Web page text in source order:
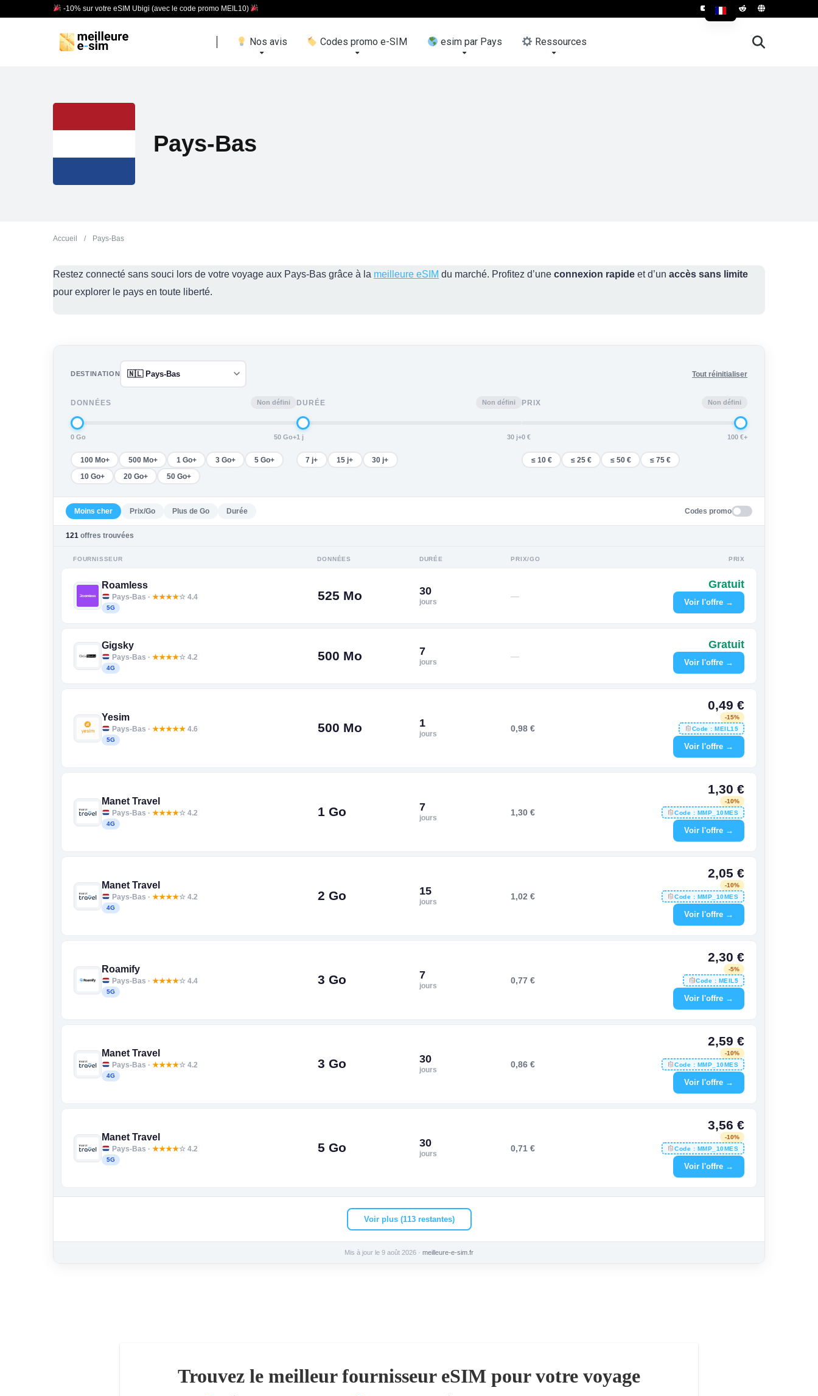
-10% sur votre eSIM Ubigi (avec le code promo MEIL10)
Nos avis Codes promo e-SIM esim par Pays Ressources
Pays-Bas
Accueil / Pays-Bas
Restez connecté sans souci lors de votre voyage aux Pays-Bas grâce à la meilleure eSIM du marché. Profitez d’une connexion rapide et d’un accès sans limite
pour explorer le pays en toute liberté.
DESTINATION Tout réinitialiser
DONNÉES Non défini
0 Go 50 Go+
100 Mo+ 500 Mo+ 1 Go+ 3 Go+ 5 Go+
10 Go+ 20 Go+ 50 Go+
DURÉE Non défini
1 j 30 j+
7 j+ 15 j+ 30 j+
PRIX Non défini
0 € 100 €+
≤ 10 € ≤ 25 € ≤ 50 € ≤ 75 €
Moins cher Prix/Go Plus de Go Durée Codes promo
121 offres trouvées
FOURNISSEUR DONNÉES DURÉE PRIX/GO PRIX
Roamless
Pays-Bas · ★★★★☆ 4.4
5G
525 Mo 30
jours
—
Gratuit
Voir l'offre →
Gigsky
Pays-Bas · ★★★★☆ 4.2
4G
500 Mo 7
jours
—
Gratuit
Voir l'offre →
Yesim
Pays-Bas · ★★★★★4.6
5G
500 Mo 1
jours
0,98 €
0,49 €
-15%
Code : MEIL15
Voir l'offre →
Manet Travel
Pays-Bas · ★★★★☆ 4.2
4G
1 Go 7
jours
1,30 €
1,30 €
-10%
Code : MMP_10MES
Voir l'offre →
Manet Travel
Pays-Bas · ★★★★☆ 4.2
4G
2 Go 15
jours
1,02 €
2,05 €
-10%
Code : MMP_10MES
Voir l'offre →
Roamify
Pays-Bas · ★★★★☆ 4.4
5G
3 Go 7
jours
0,77 €
2,30 €
-5%
Code : MEIL5
Voir l'offre →
Manet Travel
Pays-Bas · ★★★★☆ 4.2
4G
3 Go 30
jours
0,86 €
2,59 €
-10%
Code : MMP_10MES
Voir l'offre →
Manet Travel
Pays-Bas · ★★★★☆ 4.2
5G
5 Go 30
jours
0,71 €
3,56 €
-10%
Code : MMP_10MES
Voir l'offre →
Voir plus (113 restantes)
Mis à jour le 9 août 2026 · meilleure-e-sim.fr
Trouvez le meilleur fournisseur eSIM pour votre voyage